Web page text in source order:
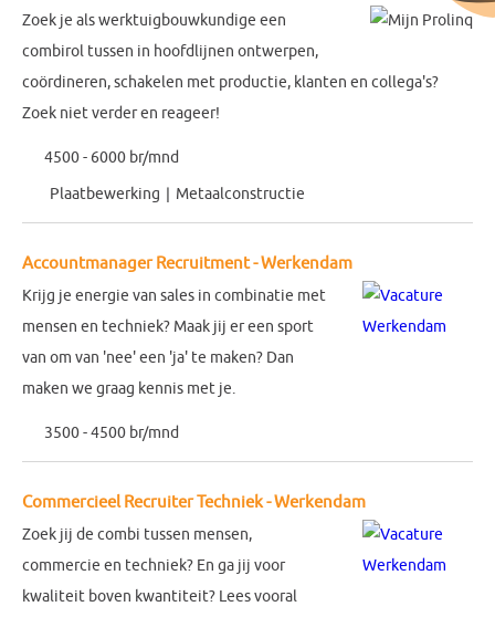
Zoek je als werktuigbouwkundige een
combirol tussen in hoofdlijnen ontwerpen,
coördineren, schakelen met productie, klanten en collega's?
Zoek niet verder en reageer!
4500 - 6000 br/mnd
Plaatbewerking
Metaalconstructie
Accountmanager Recruitment - Werkendam
Krijg je energie van sales in combinatie met
mensen en techniek? Maak jij er een sport
van om van 'nee' een 'ja' te maken? Dan
maken we graag kennis met je.
3500 - 4500 br/mnd
Commercieel Recruiter Techniek - Werkendam
Zoek jij de combi tussen mensen,
commercie en techniek? En ga jij voor
kwaliteit boven kwantiteit? Lees vooral